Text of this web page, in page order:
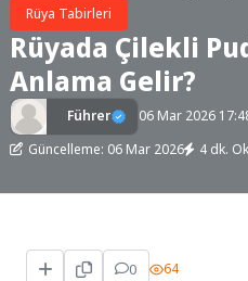
Rüya Tabirleri
Rüyada Çilekli
Anlama Gelir?
Führer
06 Mar 2026
Güncelleme: 06 Mar 2026
4 dk.
0 64